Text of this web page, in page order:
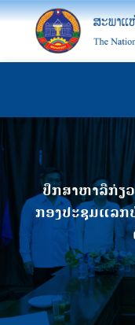
ປຶກສາຫາລືກ່ຽ
ກອງປະຊຸມແລກ